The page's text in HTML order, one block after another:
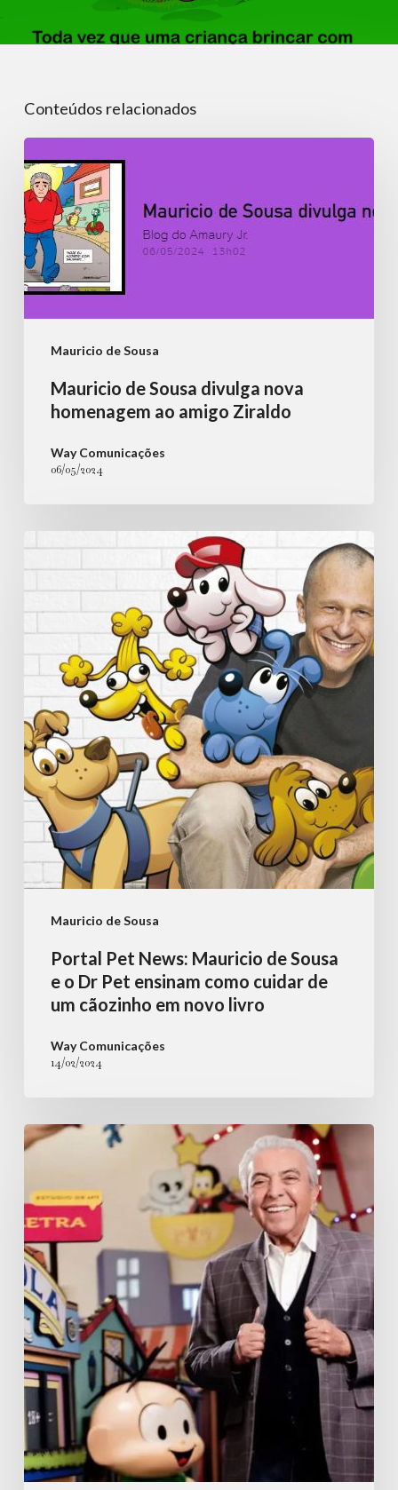
Conteúdos relacionados
Mauricio de Sousa
de
Sousa
divulga
nova
homenagem
ao
amigo
ZiraldoMauricio de Sousa divulga nova
homenagem ao amigo Ziraldo
Way Comunicações
06/05/2024
Mauricio de Sousa
Portal
Pet
Mauricio
de
Sousa
e
o
Dr
Pet
ensinam
como
cuidar
cãozinho
Portal Pet News: Mauricio de Sousa
e o Dr Pet ensinam como cuidar de
um cãozinho em novo livro
Way Comunicações
14/02/2024
Mauricio
Sousa:
as
lições
do
artista
que
completa
88
anos
de
vida